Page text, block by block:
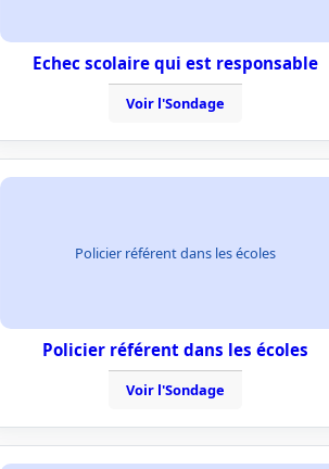
Echec scolaire qui est responsable
Voir l'Sondage
Policier référent dans les écoles
Policier référent dans les écoles
Voir l'Sondage